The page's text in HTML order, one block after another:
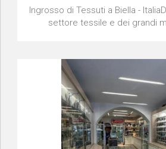
Ingrosso di Tessuti a Biella -
settore tessile e dei grandi